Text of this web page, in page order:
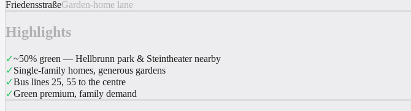
FriedensstraßeGarden-home lane
Highlights
✓~50% green — Hellbrunn park & Steintheater nearby
✓Single-family homes, generous gardens
✓Bus lines 25, 55 to the centre
✓Green premium, family demand